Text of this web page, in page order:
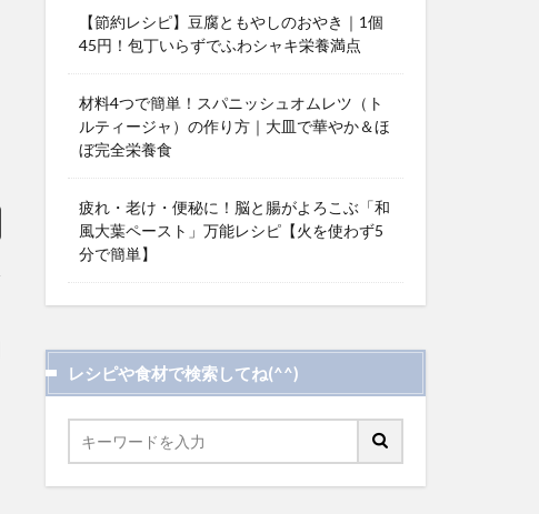
【節約レシピ】豆腐ともやしのおやき｜1個
45円！包丁いらずでふわシャキ栄養満点
材料4つで簡単！スパニッシュオムレツ（ト
ルティージャ）の作り方｜大皿で華やか＆ほ
ぼ完全栄養食
疲れ・老け・便秘に！脳と腸がよろこぶ「和
風大葉ペースト」万能レシピ【火を使わず5
分で簡単】
レシピや食材で検索してね(^^)